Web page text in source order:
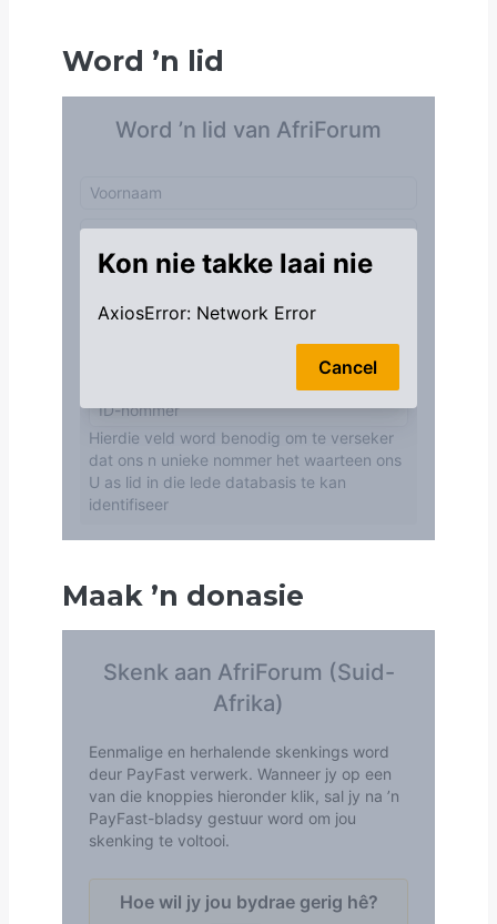
Word ’n lid
Maak ’n donasie